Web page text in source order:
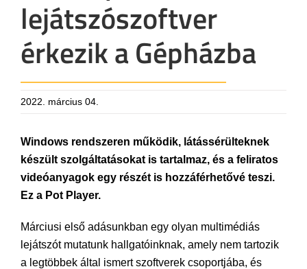
lejátszószoftver
érkezik a Gépházba
2022. március 04.
Windows rendszeren működik, látássérülteknek
készült szolgáltatásokat is tartalmaz, és a feliratos
videóanyagok egy részét is hozzáférhetővé teszi.
Ez a Pot Player.
Márciusi első adásunkban egy olyan multimédiás
lejátszót mutatunk hallgatóinknak, amely nem tartozik
a legtöbbek által ismert szoftverek csoportjába, és